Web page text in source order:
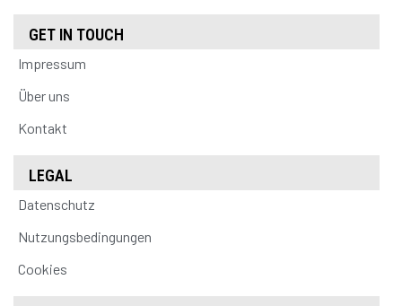
GET IN TOUCH
Impressum
Über uns
Kontakt
LEGAL
Datenschutz
Nutzungsbedingungen
Cookies